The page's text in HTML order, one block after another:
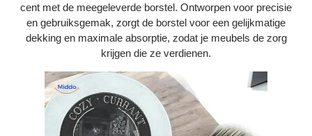
cent met de meegeleverde borstel. Ontworpen voor precisie
en gebruiksgemak, zorgt de borstel voor een gelijkmatige
dekking en maximale absorptie, zodat je meubels de zorg
krijgen die ze verdienen.